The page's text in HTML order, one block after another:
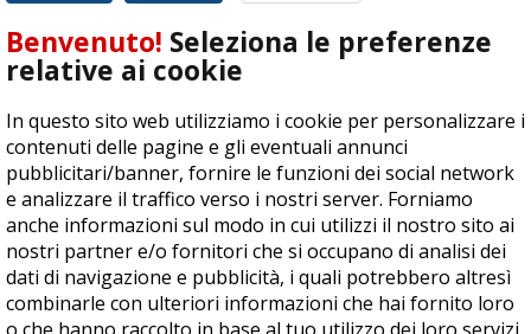
Benvenuto! Seleziona le preferenze
relative ai cookie
In questo sito web utilizziamo i cookie per personalizzare i
contenuti delle pagine e gli eventuali annunci
pubblicitari/banner, fornire le funzioni dei social network
e analizzare il traffico verso i nostri server. Forniamo
anche informazioni sul modo in cui utilizzi il nostro sito ai
nostri partner e/o fornitori che si occupano di analisi dei
dati di navigazione e pubblicità, i quali potrebbero altresì
combinarle con ulteriori informazioni che hai fornito loro
ASD Let's Sport - Via T. Olivelli 3, 25014 Castenedolo (BS) - P. Iva:
04278030988
© Copyright 2015 | All Rights Reserved - Powered byDynDevice
Privacy Policy Cookie Policy Accessibilità Sitemap